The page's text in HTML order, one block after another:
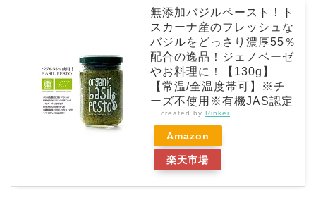
無添加バジルペースト！ト
スカーナ産のフレッシュな
バジルをどっさり濃厚55％
配合の逸品！ジェノベーゼ
やお料理に！【130g】
【常温/全温度帯可】※チ
ーズ不使用※有機JAS認定
created by Rinker
Amazon
楽天市場